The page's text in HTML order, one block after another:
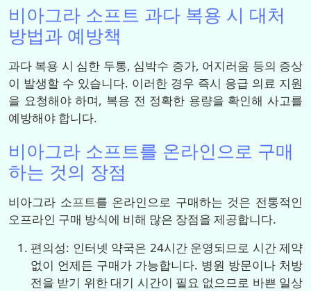
비아그라 소프트 과다 복용 시 대처
방법과 예방책
과다 복용 시 심한 두통, 심박수 증가, 어지러움 등의 증상
이 발생할 수 있습니다. 이러한 경우 즉시 응급 의료 지원
을 요청해야 하며, 복용 전 정확한 용량을 확인해 사고를
예방해야 합니다.
비아그라 소프트를 온라인으로 구매
하는 것의 장점
비아그라 소프트를 온라인으로 구매하는 것은 전통적인
오프라인 구매 방식에 비해 많은 장점을 제공합니다.
편의성: 인터넷 약국은 24시간 운영되므로 시간 제약
없이 언제든 구매가 가능합니다. 병원 방문이나 처방
전을 받기 위한 대기 시간이 필요 없으므로 바쁜 일상